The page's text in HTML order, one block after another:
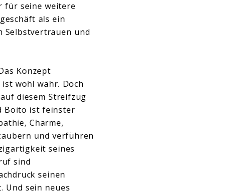
für seine weitere
als ein
Selbstvertrauen und
Konzept
wohl wahr. Doch
diesem Streifzug
Boito ist feinster
Charme,
und verführen
seines
sind
seinen
Und sein neues